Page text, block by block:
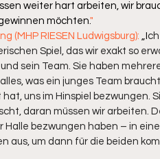
weiter hart arbeiten, wir
möchten."
(MHP RIESEN Ludwigsburg): „I
Spiel, das wir exakt so
sein Team. Sie haben
was ein junges Team
uns im Hinspiel bezwungen.
daran müssen wir arbeiten.
Halle bezwungen haben – in
aus, um dann für die beiden